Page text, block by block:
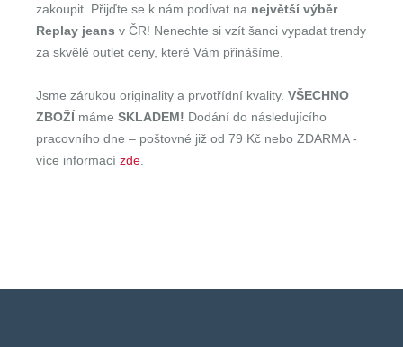
zakoupit. Přijďte se k nám podívat na největší výběr
Replay jeans v ČR! Nenechte si vzít šanci vypadat trendy
za skvělé outlet ceny, které Vám přinášíme.
Jsme zárukou originality a prvotřídní kvality. VŠECHNO
ZBOŽÍ máme SKLADEM! Dodání do následujícího
pracovního dne – poštovné již od 79 Kč nebo ZDARMA -
více informací zde